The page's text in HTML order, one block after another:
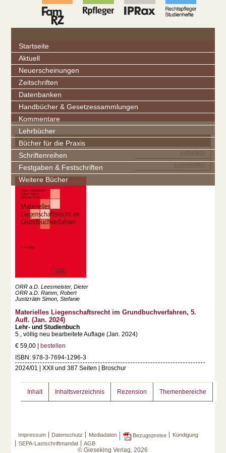
Startseite
Aktuell
Neuerscheinungen
Zeitschriften
Datenbanken
Handbücher & Gesetzessammlungen
Kommentare
Lehrbücher
Bücher für die Praxis
Schriftenreihen
Festgaben & Festschriften
Weitere Bücher
SEITE
» drucken
» versenden
ORR a.D. Leesmeister, Dieter
ORR a.D. Ramm, Robert
Justizrätin Simon, Stefanie
Materielles Liegenschaftsrecht im Grundbuchverfahren, 5.
Aufl. (Jan. 2024)
Lehr- und Studienbuch
5., völlig neu bearbeitete Auflage (Jan. 2024)
€ 59,00 | bestellen
ISBN: 978-3-7694-1296-3
2024/01 | XXII und 387 Seiten | Broschur
Inhalt Inhaltsverzeichnis Rezension Themenbereiche
Impressum Datenschutz Mediadaten Bezugspreise
Kündigung
SEPA-Lastschriftmandat
AGB
© Gieseking Verlag, 2026